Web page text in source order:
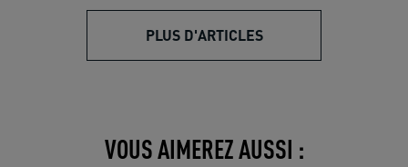
PLUS D'ARTICLES
VOUS AIMEREZ AUSSI :